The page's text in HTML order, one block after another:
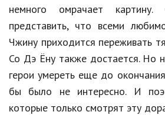
Дом и сад
Недвижимость
Спорт и фитнес
Психология и отношения
Творчество и рукоделие
немного омрачает картину.
представить, что всеми
Чжину приходится переживать
Со Дэ Ёну также достается. Но
герои умереть еще до
бы было не интересно. И
которые только смотрят эту